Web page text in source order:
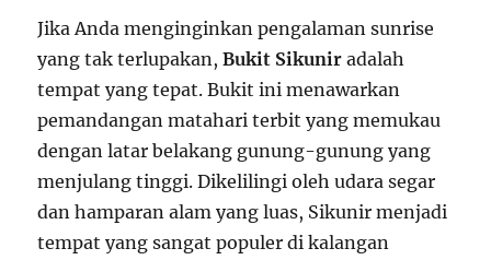
Jika Anda menginginkan pengalaman sunrise
yang tak terlupakan,Bukit Sikunir adalah
tempat yang tepat. Bukit ini menawarkan
pemandangan matahari terbit yang memukau
dengan latar belakang gunung-gunung yang
menjulang tinggi. Dikelilingi oleh udara segar
dan hamparan alam yang luas, Sikunir menjadi
tempat yang sangat populer di kalangan